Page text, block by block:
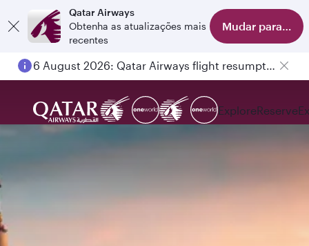
Qatar Airways
Obtenha as atualizações mais
recentes
Mudar para o
6 August 2026: Qatar Airways flight resumption to Bahrain (BAH), Erbil (EBL), and Kuwait (KWI)
ExploreReserve